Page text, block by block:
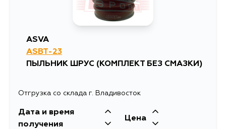
ASVA
ASBT-23
ПЫЛЬНИК ШРУС (КОМПЛЕКТ БЕЗ СМАЗКИ)
Отгрузка со склада г. Владивосток
Дата и время
получения
Цена